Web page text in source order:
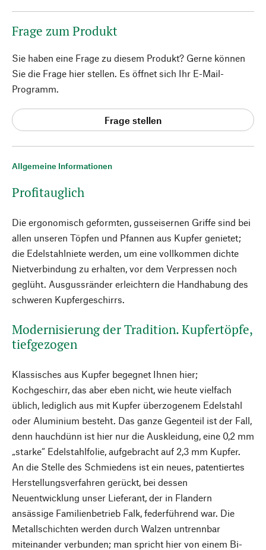
Allgemeine Informationen
Profitauglich
Die ergonomisch geformten, gusseisernen Griffe sind bei
allen unseren Töpfen und Pfannen aus Kupfer genietet;
die Edelstahlniete werden, um eine vollkommen dichte
Nietverbindung zu erhalten, vor dem Verpressen noch
geglüht. Ausgussränder erleichtern die Handhabung des
schweren Kupfergeschirrs.
Modernisierung der Tradition. Kupfertöpfe,
tiefgezogen
Klassisches aus Kupfer begegnet Ihnen hier;
Kochgeschirr, das aber eben nicht, wie heute vielfach
üblich, lediglich aus mit Kupfer überzogenem Edelstahl
oder Aluminium besteht. Das ganze Gegenteil ist der Fall,
denn hauchdünn ist hier nur die Auskleidung, eine 0,2 mm
„starke“ Edelstahlfolie, aufgebracht auf 2,3 mm Kupfer.
An die Stelle des Schmiedens ist ein neues, patentiertes
Herstellungsverfahren gerückt, bei dessen
Neuentwicklung unser Lieferant, der in Flandern
ansässige Familienbetrieb Falk, federführend war. Die
Metallschichten werden durch Walzen untrennbar
miteinander verbunden; man spricht hier von einem Bi-
Frage zum Produkt
Sie haben eine Frage zu diesem Produkt? Gerne können
Sie die Frage hier stellen. Es öffnet sich Ihr E-Mail-
Programm.
Frage stellen